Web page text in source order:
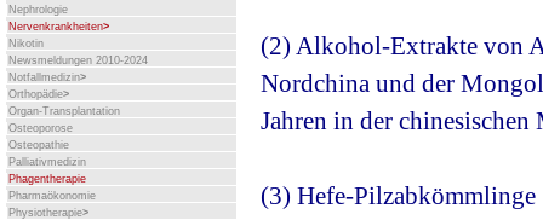
Nephrologie
Nervenkrankheiten>
Nikotin
Newsmeldungen 2010-2024
Notfallmedizin>
Orthopädie>
Organ-Transplantation
Osteoporose
Osteopathie
Palliativmedizin
Phagentherapie
Pharmaökonomie
Physiotherapie>
(2) Alkohol-Extrakte von
Nordchina und der
Jahren in der
(3) Hefe-Pilzabkömmlinge